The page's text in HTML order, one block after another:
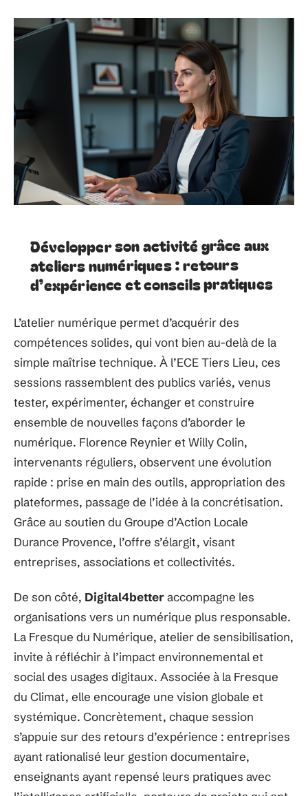
Développer son activité grâce aux
ateliers numériques : retours
d’expérience et conseils pratiques
L’atelier numérique permet d’acquérir des
compétences solides, qui vont bien au-delà de la
simple maîtrise technique. À l’ECE Tiers Lieu, ces
sessions rassemblent des publics variés, venus
tester, expérimenter, échanger et construire
ensemble de nouvelles façons d’aborder le
numérique. Florence Reynier et Willy Colin,
intervenants réguliers, observent une évolution
rapide : prise en main des outils, appropriation des
plateformes, passage de l’idée à la concrétisation.
Grâce au soutien du Groupe d’Action Locale
Durance Provence, l’offre s’élargit, visant
entreprises, associations et collectivités.
De son côté, Digital4betteraccompagne les
organisations vers un numérique plus responsable.
La Fresque du Numérique, atelier de sensibilisation,
invite à réfléchir à l’impact environnemental et
social des usages digitaux. Associée à la Fresque
du Climat, elle encourage une vision globale et
systémique. Concrètement, chaque session
s’appuie sur des retours d’expérience : entreprises
ayant rationalisé leur gestion documentaire,
enseignants ayant repensé leurs pratiques avec